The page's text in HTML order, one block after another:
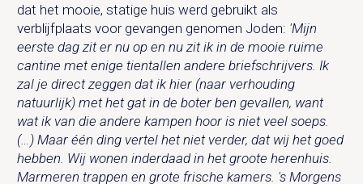
dat het mooie, statige huis werd gebruikt als
verblijfplaats voor gevangen genomen Joden: 'Mijn
eerste dag zit er nu op en nu zit ik in de mooie ruime
cantine met enige tientallen andere briefschrijvers. Ik
zal je direct zeggen dat ik hier (naar verhouding
natuurlijk) met het gat in de boter ben gevallen, want
wat ik van die andere kampen hoor is niet veel soeps.
(…) Maar één ding vertel het niet verder, dat wij het goed
hebben. Wij wonen inderdaad in het groote herenhuis.
Marmeren trappen en grote frische kamers. 's Morgens